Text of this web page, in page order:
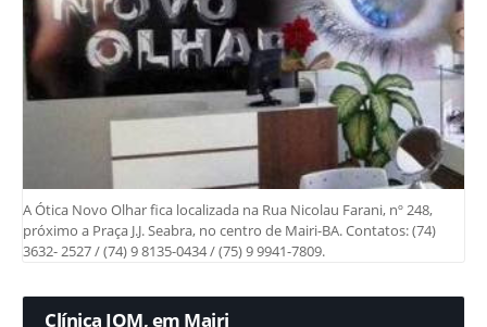
A Ótica Novo Olhar fica localizada na Rua Nicolau Farani, nº 248,
próximo a Praça J.J. Seabra, no centro de Mairi-BA. Contatos: (74)
3632- 2527 / (74) 9 8135-0434 / (75) 9 9941-7809.
Clínica IOM, em Mairi